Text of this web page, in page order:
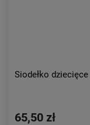
Siodełko dziecięce
65,50 zł